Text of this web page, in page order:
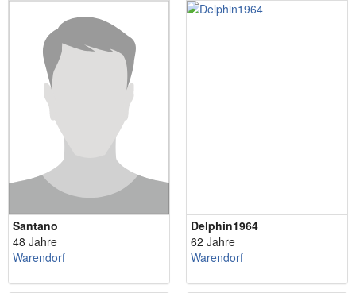
Santano
48 Jahre
Warendorf
Delphin1964
62 Jahre
Warendorf